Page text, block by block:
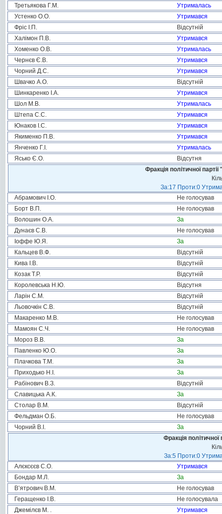
Третьякова Г.М.
Утрималась
Устенко О.О.
Утримався
Фріс І.П.
Відсутній
Халімон П.В.
Утримався
Хоменко О.В.
Утрималась
Чернєв Є.В.
Утримався
Чорний Д.С.
Утримався
Швачко А.О.
Відсутній
Шинкаренко І.А.
Утримався
Шол М.В.
Утрималась
Штепа С.С.
Утримався
Юнаков І.С.
Утримався
Якименко П.В.
Утримався
Янченко Г.І.
Утрималась
Ясько Є.О.
Відсутня
Фракція політичної
За:17 Проти:0
Абрамович І.О.
Не голосував
Борт В.П.
Не голосував
Волошин О.А.
За
Дунаєв С.В.
Не голосував
Іоффе Ю.Я.
За
Кальцев В.Ф.
Відсутній
Кива І.В.
Відсутній
Козак Т.Р.
Відсутній
Королевська Н.Ю.
Відсутня
Ларін С.М.
Відсутній
Льовочкін С.В.
Відсутній
Макаренко М.В.
Не голосував
Мамоян С.Ч.
Не голосував
Мороз В.В.
За
Павленко Ю.О.
За
Плачкова Т.М.
За
Приходько Н.І.
За
Рабінович В.З.
Відсутній
Славицька А.К.
За
Столар В.М.
Відсутній
Фельдман О.Б.
Не голосував
Чорний В.І.
За
Фракція
За:5 Проти:0
Алєксєєв С.О.
Утримався
Бондар М.Л.
За
В’ятрович В.М.
Не голосував
Геращенко І.В.
Не голосувала
Джемілєв М. .
Утримався